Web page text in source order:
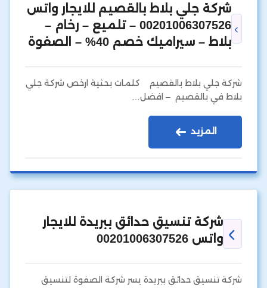
شركة جلي بلاط بالقصيم للايجار واتس
00201006307526 – تلميع – رخام –
بلاط – سيراميك خصم 40% – الصفوة
شركة جلي بلاط بالقصيم كلمات بحثية ارخص شركة جلي
بلاط في بالقصيم – افضل…
المزيد
شركة تنسيق حدائق ببريدة للايجار
واتس 00201006307526
شركة تنسيق حدائق ببريدة يسر شركة الصفوة لتنسيق